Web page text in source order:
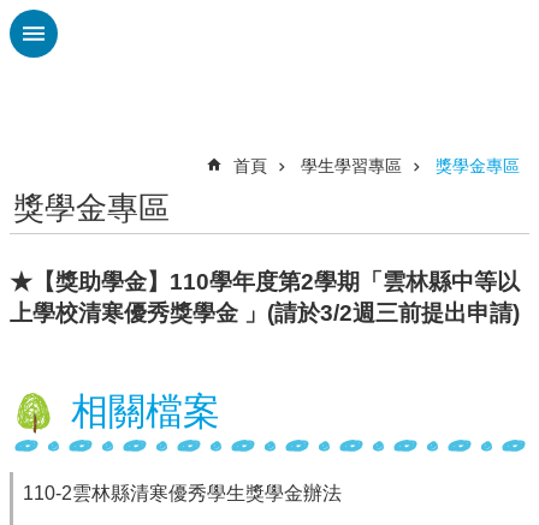
跳到主要內容區塊
校
布
告
欄
林
縣
教
處
首頁 學生學習專區 獎學金專區
獎學金專區
★【獎助學金】110學年度第2學期「雲林縣中等以
上學校清寒優秀獎學金 」(請於3/2週三前提出申請)
相關檔案
110-2雲林縣清寒優秀學生獎學金辦法